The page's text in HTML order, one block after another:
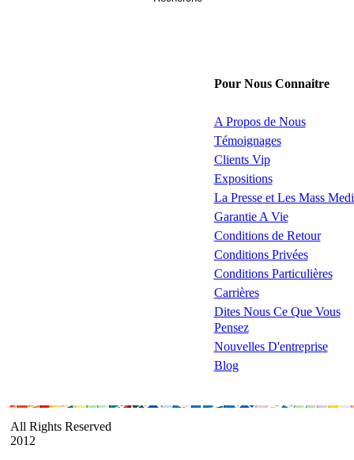
Pour Nous Connaitre
A Propos de Nous
Témoignages
Clients Vip
Expositions
La Presse et Les Mass
Garantie A Vie
Conditions de Retour
Conditions Privées
Conditions Particulières
Carrières
Dites Nous Ce Que Vous
Pensez
Nouvelles D'entreprise
Blog
All Rights Reserved
2012